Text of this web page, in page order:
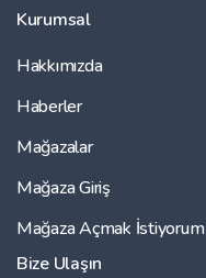
Kurumsal
Hakkımızda
Haberler
Mağazalar
Mağaza Giriş
Mağaza Açmak İstiyorum
Bize Ulaşın